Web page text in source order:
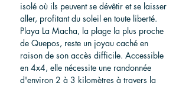
isolé où ils peuvent se dévêtir et se laisser
aller, profitant du soleil en toute liberté.
Playa La Macha, la plage la plus proche
de Quepos, reste un joyau caché en
raison de son accès difficile. Accessible
en 4x4, elle nécessite une randonnée
d'environ 2 à 3 kilomètres à travers la